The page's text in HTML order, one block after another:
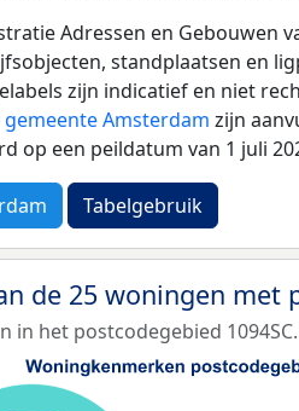
Adressen en Gebouwen
standplaatsen en
zijn indicatief en niet
Amsterdam zijn
op een peildatum van 1 juli
Tabelgebruik
de 25 woningen met
in het postcodegebied 1094SC.